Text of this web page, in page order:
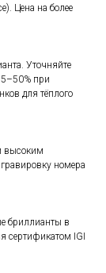
Цена на более
Уточняйте
при
для тёплого
высоким
номера
бриллианты в
сертификатом IGI